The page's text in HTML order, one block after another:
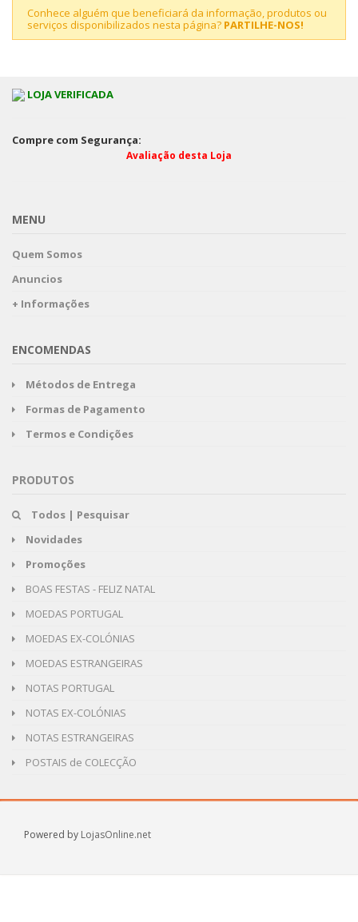
Conhece alguém que beneficiará da informação, produtos ou
serviços disponibilizados nesta página? PARTILHE-NOS!
LOJA VERIFICADA
Compre com Segurança:
Avaliação desta Loja
MENU
Quem Somos
Anuncios
+ Informações
ENCOMENDAS
Métodos de Entrega
Formas de Pagamento
Termos e Condições
PRODUTOS
Todos | Pesquisar
Novidades
Promoções
BOAS FESTAS - FELIZ NATAL
MOEDAS PORTUGAL
MOEDAS EX-COLÓNIAS
MOEDAS ESTRANGEIRAS
NOTAS PORTUGAL
NOTAS EX-COLÓNIAS
NOTAS ESTRANGEIRAS
POSTAIS de COLECÇÃO
Powered by LojasOnline.net